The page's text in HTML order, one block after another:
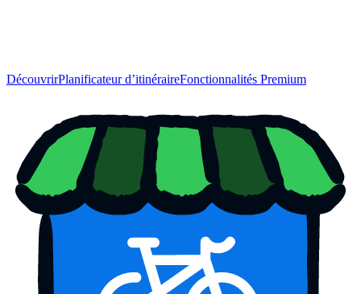
DécouvrirPlanificateur d’itinéraireFonctionnalités Premium